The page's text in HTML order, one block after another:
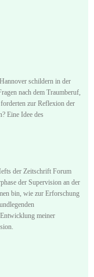
schildern in der
nach dem Traumberuf,
zur Reflexion der
Eine Idee des
der Zeitschrift Forum
der Supervision an der
bin, wie zur Erforschung
meiner